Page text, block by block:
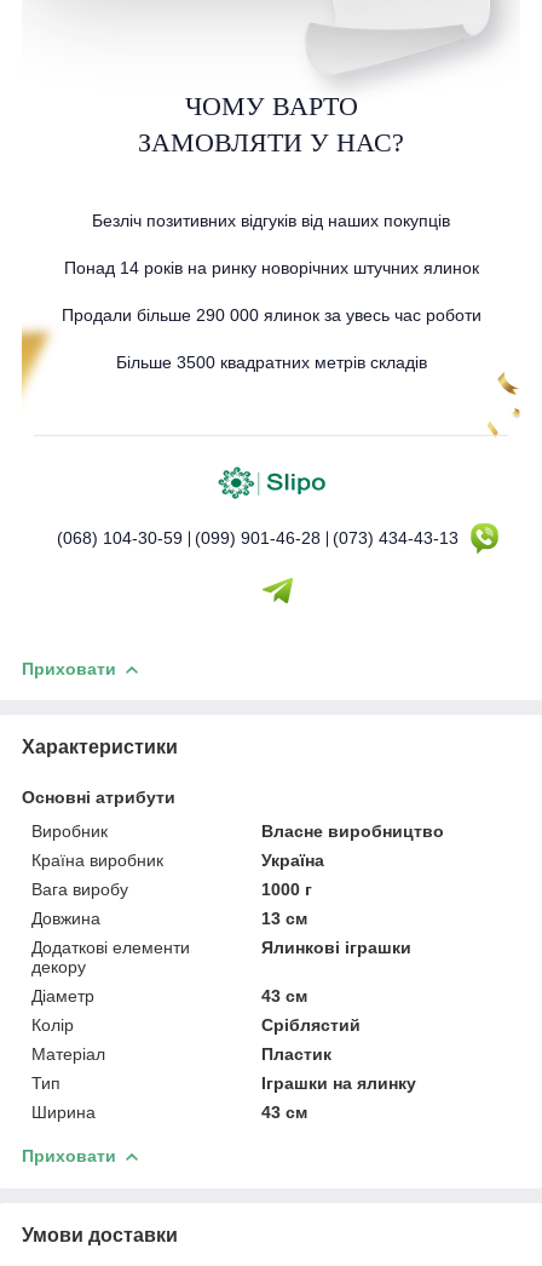
ЧОМУ ВАРТО
ЗАМОВЛЯТИ У НАС?
Безліч позитивних відгуків від наших покупців
Понад 14 років на ринку новорічних штучних ялинок
Продали більше 290 000 ялинок за увесь час роботи
Більше 3500 квадратних метрів складів
(068) 104-30-59 (099) 901-46-28 (073) 434-43-13
Приховати
Характеристики
Основні атрибути
Виробник
Власне виробництво
Країна виробник
Україна
Вага виробу
1000 г
Довжина
13 см
Додаткові елементи
декору
Ялинкові іграшки
Діаметр
43 см
Колір
Сріблястий
Матеріал
Пластик
Тип
Іграшки на ялинку
Ширина
43 см
Приховати
Умови доставки